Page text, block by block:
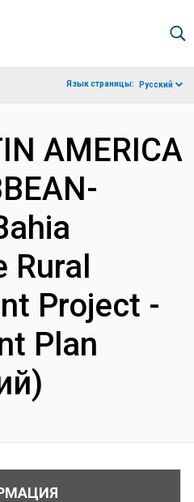
Язык страницы: Русский
AMERICA
Project -
Plan